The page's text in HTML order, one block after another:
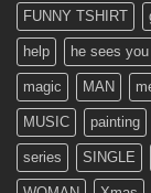
FUNNY TSHIRT
help he sees you
magic MAN
MUSIC painting
series SINGLE